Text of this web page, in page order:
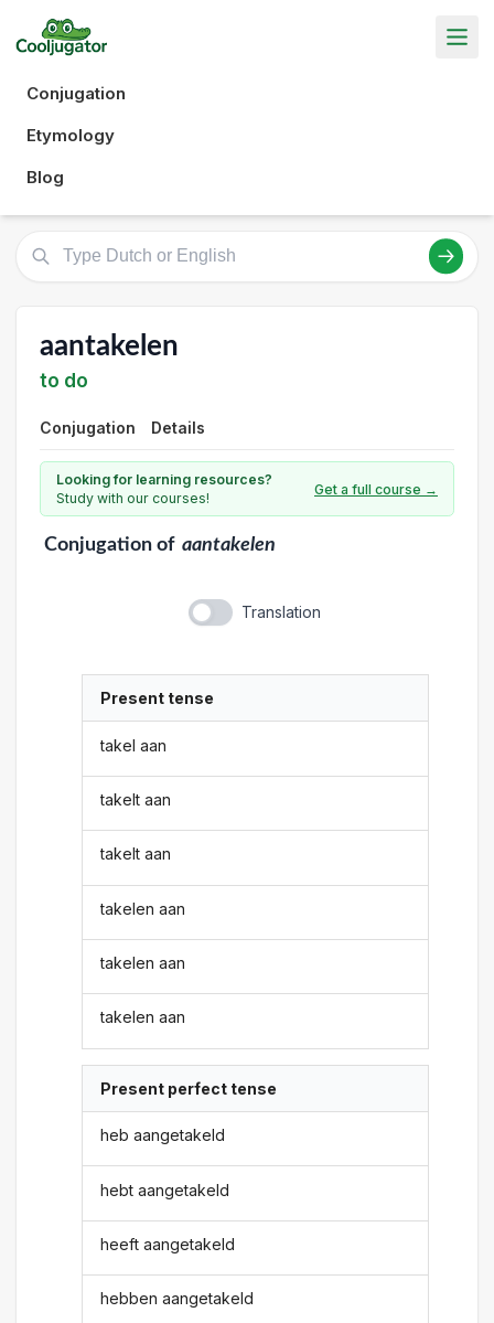
Conjugation
Etymology
Blog
aantakelen
to do
Conjugation Details
Looking for learning resources?
Study with our courses!
Get a full course →
Conjugationof aantakelen
Translation
Present tense
takel aan
takelt aan
takelt aan
takelen aan
takelen aan
takelen aan
Present perfect tense
heb aangetakeld
hebt aangetakeld
heeft aangetakeld
hebben aangetakeld